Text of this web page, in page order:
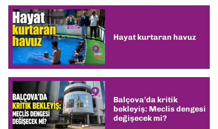
Hayat kurtaran havuz
Balçova’da kritik
bekleyiş: Meclis dengesi
değişecek mi?